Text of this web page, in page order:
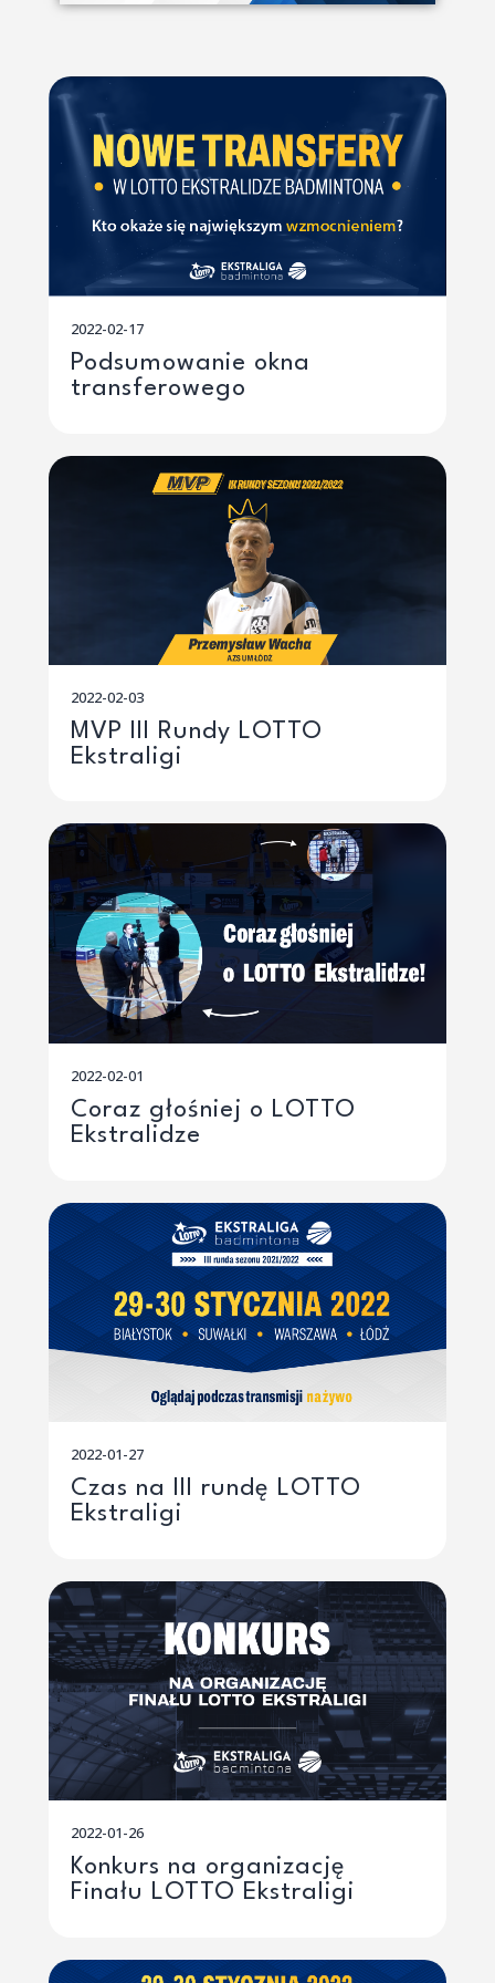
2022-02-17
Podsumowanie okna
transferowego
2022-02-03
MVP III Rundy LOTTO
Ekstraligi
2022-02-01
Coraz głośniej o LOTTO
Ekstralidze
2022-01-27
Czas na III rundę LOTTO
Ekstraligi
2022-01-26
Konkurs na organizację
Finału LOTTO Ekstraligi